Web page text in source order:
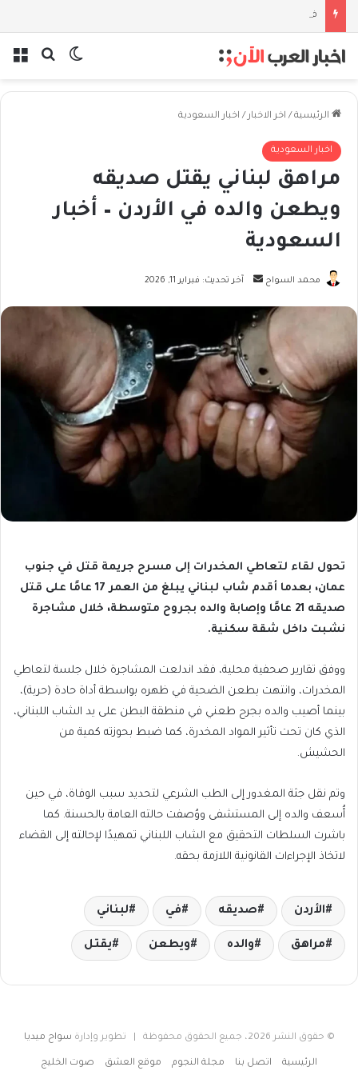
فلسفة الخيط والموج: نصف قرن في مدرسة البحر مع غسان المزيدي
بحثالوضع
الرئيسية / اخر الاخبار / اخبار السعودية
اخبار السعودية
مراهق لبناني يقتل صديقه
ويطعن والده في الأردن – أخبار
السعودية
محمد السواح
أرسل
إلكترونيا
آخر تحديث: فبراير 11, 2026
تحول لقاء لتعاطي المخدرات إلى مسرح جريمة قتل في جنوب
عمان، بعدما أقدم شاب لبناني يبلغ من العمر 17 عامًا على قتل
صديقه 21 عامًا وإصابة والده بجروح متوسطة، خلال مشاجرة
نشبت داخل شقة سكنية.
ووفق تقارير صحفية محلية، فقد اندلعت المشاجرة خلال جلسة لتعاطي
المخدرات، وانتهت بطعن الضحية في ظهره بواسطة أداة حادة (حربة)،
بينما أصيب والده بجرح طعني في منطقة البطن على يد الشاب اللبناني،
الذي كان تحت تأثير المواد المخدرة، كما ضبط بحوزته كمية من
الحشيش.
وتم نقل جثة المغدور إلى الطب الشرعي لتحديد سبب الوفاة، في حين
أُسعف والده إلى المستشفى ووُصفت حالته العامة بالحسنة. كما
باشرت السلطات التحقيق مع الشاب اللبناني تمهيدًا لإحالته إلى القضاء
لاتخاذ الإجراءات القانونية اللازمة بحقه.
الأردن صديقه في لبناني
مراهق والده ويطعن يقتل
© حقوق النشر 2026، جميع الحقوق محفوظة | تطوير وإدارة سواح ميديا
الرئيسية اتصل بنا مجلة النجوم موقع العشق صوت الخليج